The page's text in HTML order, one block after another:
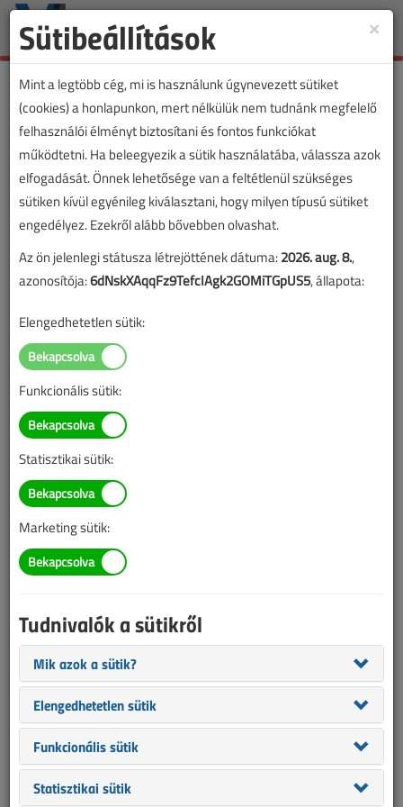
Toggle
Lapszám:
A megjelenések éves ütemezése a
Villanyszerelők Lapja 2012.
november
×
Sütibeállítások
Mint a legtöbb cég, mi is használunk úgynevezett sütiket
(cookies) a honlapunkon, mert nélkülük nem tudnánk megfelelő
felhasználói élményt biztosítani és fontos funkciókat
működtetni. Ha beleegyezik a sütik használatába, válassza azok
elfogadását. Önnek lehetősége van a feltétlenül szükséges
sütiken kívül egyénileg kiválasztani, hogy milyen típusú sütiket
engedélyez. Ezekről alább bővebben olvashat.
Az ön jelenlegi státusza létrejöttének dátuma:2026. aug. 8.,
azonosítója:6dNskXAqqFz9TefcIAgk2GOMiTGpUS5, állapota:
Elengedhetetlen sütik:
Funkcionális sütik:
Statisztikai sütik:
Marketing sütik:
Tudnivalók a sütikről
Mik azok a sütik?
Elengedhetetlen sütik
Funkcionális sütik
Statisztikai sütik